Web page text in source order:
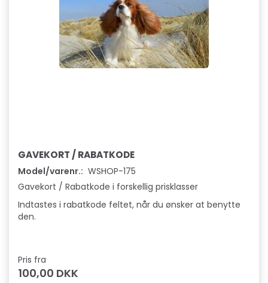
GAVEKORT / RABATKODE
Model/varenr.: WSHOP-175
Gavekort / Rabatkode i forskellig prisklasser
Indtastes i rabatkode feltet, når du ønsker at benytte
den.
Pris fra
100,00 DKK